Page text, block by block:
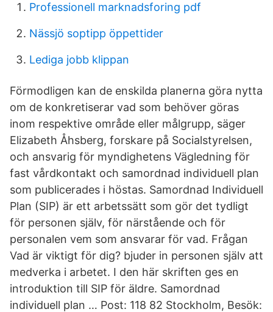
Professionell marknadsforing pdf
Nässjö soptipp öppettider
Lediga jobb klippan
Förmodligen kan de enskilda planerna göra nytta
om de konkretiserar vad som behöver göras
inom respektive område eller målgrupp, säger
Elizabeth Åhsberg, forskare på Socialstyrelsen,
och ansvarig för myndighetens Vägledning för
fast vårdkontakt och samordnad individuell plan
som publicerades i höstas. Samordnad Individuell
Plan (SIP) är ett arbetssätt som gör det tydligt
för personen själv, för närstående och för
personalen vem som ansvarar för vad. Frågan
Vad är viktigt för dig? bjuder in personen själv att
medverka i arbetet. I den här skriften ges en
introduktion till SIP för äldre. Samordnad
individuell plan … Post: 118 82 Stockholm, Besök: